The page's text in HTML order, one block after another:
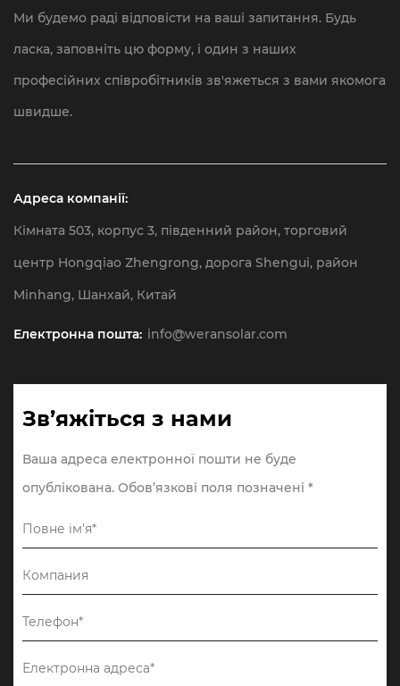
Ми будемо раді відповісти на ваші запитання. Будь
ласка, заповніть цю форму, і один з наших
професійних співробітників зв'яжеться з вами якомога
швидше.
Адреса компанії:
Кімната 503, корпус 3, південний район, торговий
центр Hongqiao Zhengrong, дорога Shengui, район
Minhang, Шанхай, Китай
Електронна пошта: info@weransolar.com
Зв’яжіться з нами
Ваша адреса електронної пошти не буде
опублікована. Обов’язкові поля позначені *